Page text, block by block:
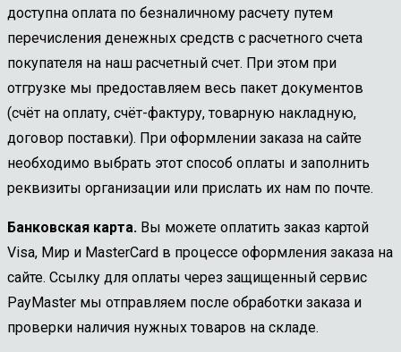
доступна оплата по безналичному расчету путем
перечисления денежных средств с расчетного счета
покупателя на наш расчетный счет. При этом при
отгрузке мы предоставляем весь пакет документов
(счёт на оплату, счёт-фактуру, товарную накладную,
договор поставки). При оформлении заказа на сайте
необходимо выбрать этот способ оплаты и заполнить
реквизиты организации или прислать их нам по почте.
Банковская карта. Вы можете оплатить заказ картой
Visa, Мир и MasterCard в процессе оформления заказа на
сайте. Ссылку для оплаты через защищенный сервис
PayMaster мы отправляем после обработки заказа и
проверки наличия нужных товаров на складе.